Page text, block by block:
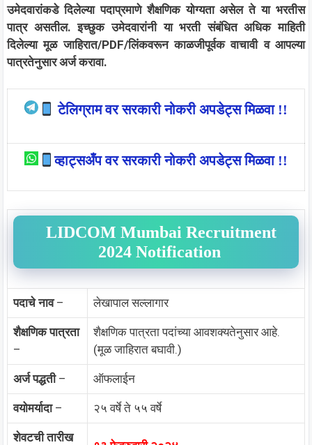
उमेदवारांकडे दिलेल्या पदाप्रमाणे शैक्षणिक योग्यता असेल ते या भरतीस
पात्र असतील. इच्छुक उमेदवारांनी या भरती संबंधित अधिक माहिती
दिलेल्या मूळ जाहिरात/PDF/लिंकवरून काळजीपूर्वक वाचावी व आपल्या
पात्रतेनुसार अर्ज करावा.
टेलिग्राम वर सरकारी नोकरी अपडेट्स मिळवा !!
व्हाट्सअँप वर सरकारी नोकरी अपडेट्स मिळवा !!
LIDCOM Mumbai Recruitment
2024 Notification
पदाचे नाव– लेखापाल सल्लागार
शैक्षणिक पात्रता
–
शैक्षणिक पात्रता पदांच्या आवशक्यतेनुसार आहे.
(मूळ जाहिरात बघावी.)
अर्ज पद्धती– ऑफलाईन
वयोमर्यादा– २५ वर्षे ते ५५ वर्षे
शेवटची तारीख